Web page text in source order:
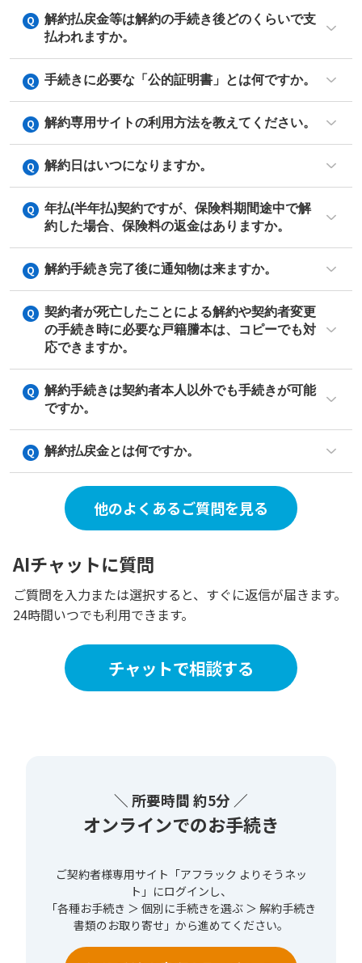
解約払戻金等は解約の手続き後どのくらいで支
払われますか。
手続きに必要な「公的証明書」とは何ですか。
解約専用サイトの利用方法を教えてください。
解約日はいつになりますか。
年払(半年払)契約ですが、保険料期間途中で解
約した場合、保険料の返金はありますか。
解約手続き完了後に通知物は来ますか。
契約者が死亡したことによる解約や契約者変更
の手続き時に必要な戸籍謄本は、コピーでも対
応できますか。
解約手続きは契約者本人以外でも手続きが可能
ですか。
解約払戻金とは何ですか。
他のよくあるご質問を見る
AIチャットに質問
ご質問を入力または選択すると、すぐに返信が届きます。
24時間いつでも利用できます。
チャットで相談する
＼ 所要時間 約5分 ／
オンラインでのお手続き
ご契約者様専用サイト「アフラック よりそうネッ
ト」にログインし、
「各種お手続き ＞ 個別に手続きを選ぶ ＞ 解約手続き
書類のお取り寄せ」から進めてください。